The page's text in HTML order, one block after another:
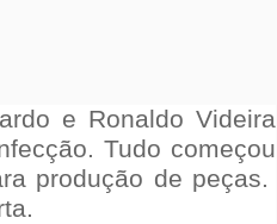
e Ronaldo Videira
Tudo começou
produção de peças.